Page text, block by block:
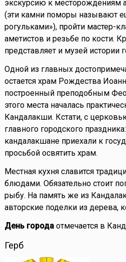
экскурсию к месторождениям
(эти камни поморы называют
рогульками»), пройти мастер-
аметистов и резьбе по кости.
представляет и музей истории
Одной из главных
остается храм Рождества
построенный преподобным
этого места началась
Кандалакши. Кстати, с
главного городского праздника:
кандалакшане приехали к
просьбой освятить храм.
Местная кухня славится
блюдами. Обязательно стоит
рыбу. На память же из
авторские поделки из дерева,
День городаотмечается в
Герб